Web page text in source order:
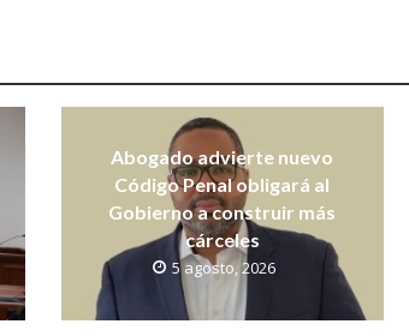
Abogado advierte nuevo
Código Penal obligará al
Gobierno a construir más
cárceles
5 agosto, 2026